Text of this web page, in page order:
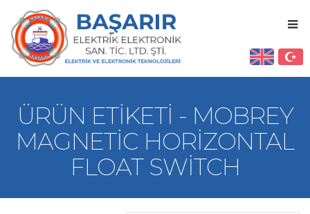
ÜRÜN ETIKETI - MOBREY
MAGNETIC HORIZONTAL
FLOAT SWITCH